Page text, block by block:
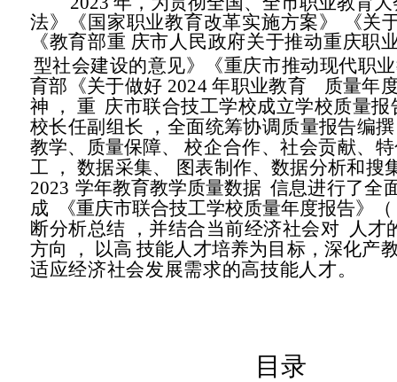
法》《国家职业教育改革实施方案》
《关
《教育部重 庆市人民政府关于推动重庆职
型社会建设的意见》《重庆市推动现代职
育部《关于做好 2024年职业教育
质量年
神
， 重 庆市联合技工学校成立学校质量
校长任副组长
，全面统筹协调质量报告编撰
教学、质量保障、
校企合作、社会贡献、
工
， 数据采集、
图表制作、数据分析和搜
2023 学年教育教学质量数据 信息进行了全
成
《重庆市联合技工学校质量年度报告》（
断分析总结
，并结合当前经济社会对
人才
方向
， 以高 技能人才培养为目标，深化产
适应经济社会发展需求的高技能人才。
目录